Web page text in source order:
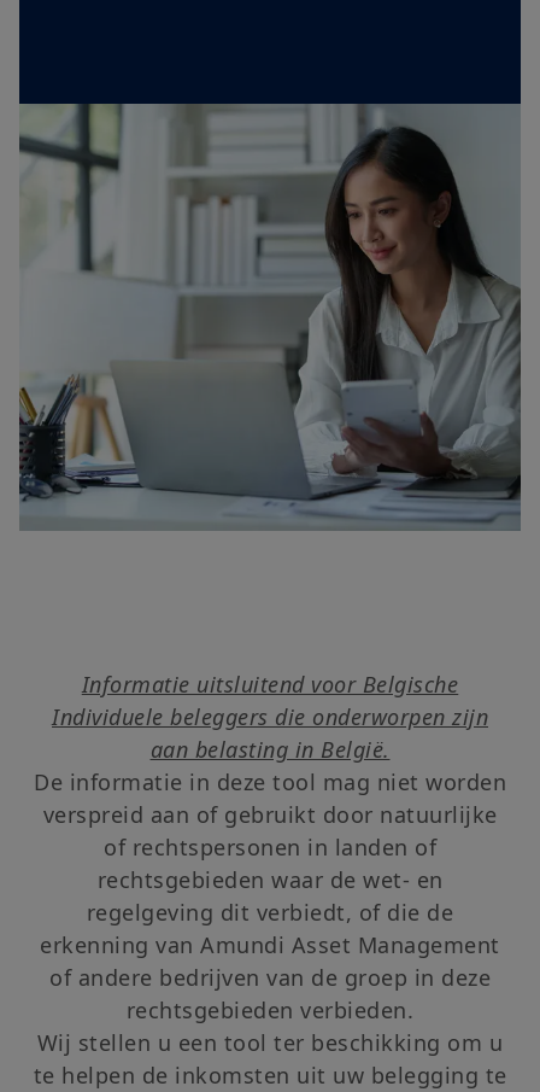
Informatie uitsluitend voor Belgische
Individuele beleggers die onderworpen zijn
aan belasting in België.
De informatie in deze tool mag niet worden
verspreid aan of gebruikt door natuurlijke
of rechtspersonen in landen of
rechtsgebieden waar de wet- en
regelgeving dit verbiedt, of die de
erkenning van Amundi Asset Management
of andere bedrijven van de groep in deze
rechtsgebieden verbieden.
Wij stellen u een tool ter beschikking om u
te helpen de inkomsten uit uw belegging te